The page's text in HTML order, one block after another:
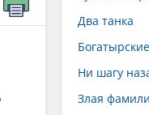
Два танка
Ни шагу
Злая